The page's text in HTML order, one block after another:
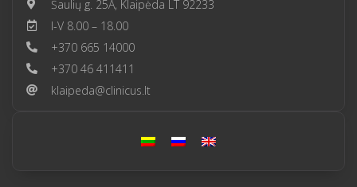
Šaulių g. 25A, Klaipėda LT 92233
I-V 8.00 – 18.00
+370 665 14000
+370 46 411411
klaipeda@clinicus.lt